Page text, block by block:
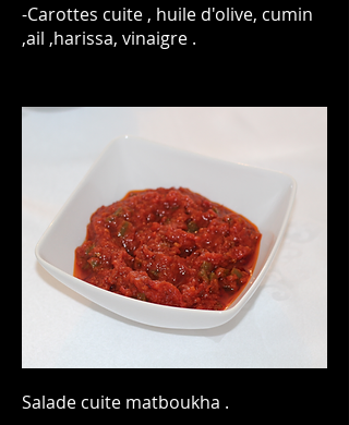
-Carottes cuite , huile d'olive, cumin
,ail ,harissa, vinaigre .
Salade cuite matboukha .